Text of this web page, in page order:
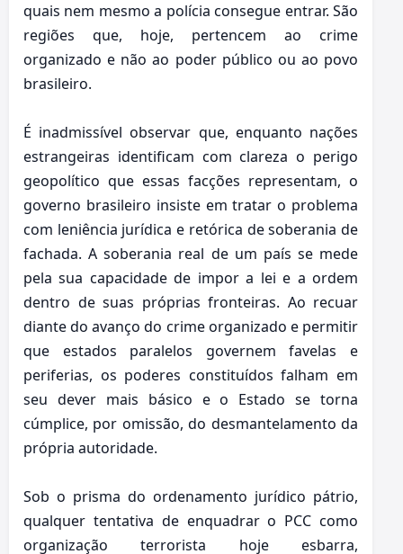
quais nem mesmo a polícia consegue entrar. São
regiões que, hoje, pertencem ao crime
organizado e não ao poder público ou ao povo
brasileiro.
É inadmissível observar que, enquanto nações
estrangeiras identificam com clareza o perigo
geopolítico que essas facções representam, o
governo brasileiro insiste em tratar o problema
com leniência jurídica e retórica de soberania de
fachada. A soberania real de um país se mede
pela sua capacidade de impor a lei e a ordem
dentro de suas próprias fronteiras. Ao recuar
diante do avanço do crime organizado e permitir
que estados paralelos governem favelas e
periferias, os poderes constituídos falham em
seu dever mais básico e o Estado se torna
cúmplice, por omissão, do desmantelamento da
própria autoridade.
Sob o prisma do ordenamento jurídico pátrio,
qualquer tentativa de enquadrar o PCC como
organização terrorista hoje esbarra,